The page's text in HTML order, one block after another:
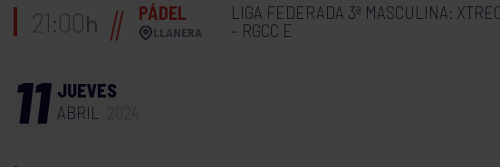
21:00h PÁDEL
LLANERA
LIGA FEDERADA 3ª MASCULINA:
– RGCC E
11 JUEVES
ABRIL